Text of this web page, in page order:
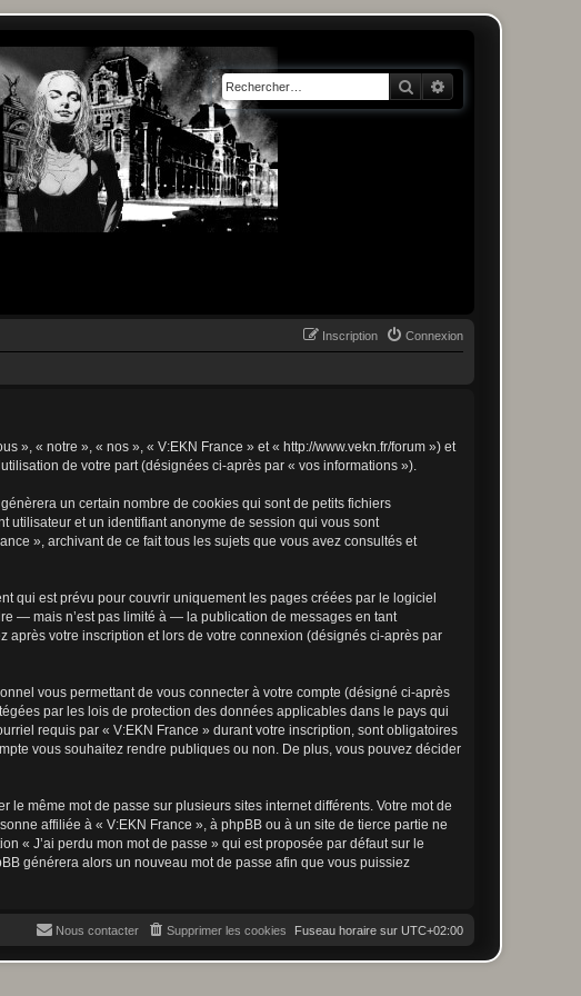
Rechercher
Connexion
Inscription
», « notre », « nos », « V:EKN France » et « http://www.vekn.fr/forum ») et
de votre part (désignées ci-après par « vos informations »).
un certain nombre de cookies qui sont de petits fichiers
utilisateur et un identifiant anonyme de session qui vous sont
», archivant de ce fait tous les sujets que vous avez consultés et
qui est prévu pour couvrir uniquement les pages créées par le logiciel
— mais n’est pas limité à — la publication de messages en tant
après votre inscription et lors de votre connexion (désignés ci-après par
vous permettant de vous connecter à votre compte (désigné ci-après
par les lois de protection des données applicables dans le pays qui
requis par « V:EKN France » durant votre inscription, sont obligatoires
vous souhaitez rendre publiques ou non. De plus, vous pouvez décider
même mot de passe sur plusieurs sites internet différents. Votre mot de
affiliée à « V:EKN France », à phpBB ou à un site de tierce partie ne
« J’ai perdu mon mot de passe » qui est proposée par défaut sur le
générera alors un nouveau mot de passe afin que vous puissiez
Fuseau horaire sur UTC+02:00
Supprimer les cookies
Nous contacter